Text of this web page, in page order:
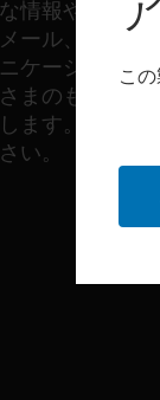
情報やご案内
ール、その他
ケーションを
まのもとへ直
ます。以下か
い。
こ